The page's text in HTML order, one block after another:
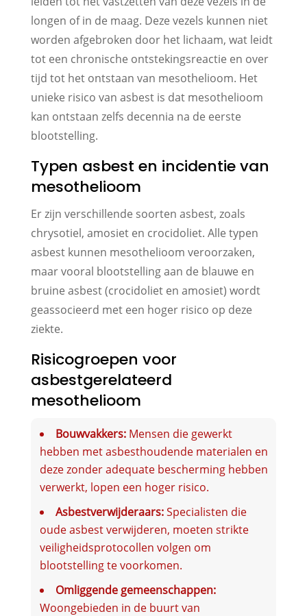
longen of in de maag. Deze vezels kunnen niet
worden afgebroken door het lichaam, wat leidt
tot een chronische ontstekingsreactie en over
tijd tot het ontstaan van mesothelioom. Het
unieke risico van asbest is dat mesothelioom
kan ontstaan zelfs decennia na de eerste
blootstelling.
Typen asbest en incidentie van
mesothelioom
Er zijn verschillende soorten asbest, zoals
chrysotiel, amosiet en crocidoliet. Alle typen
asbest kunnen mesothelioom veroorzaken,
maar vooral blootstelling aan de blauwe en
bruine asbest (crocidoliet en amosiet) wordt
geassocieerd met een hoger risico op deze
ziekte.
Risicogroepen voor
asbestgerelateerd
mesothelioom
Bouwvakkers:Mensen die gewerkt
hebben met asbesthoudende materialen en
deze zonder adequate bescherming hebben
verwerkt, lopen een hoger risico.
Asbestverwijderaars:Specialisten die
oude asbest verwijderen, moeten strikte
veiligheidsprotocollen volgen om
blootstelling te voorkomen.
Omliggende gemeenschappen:
Woongebieden in de buurt van